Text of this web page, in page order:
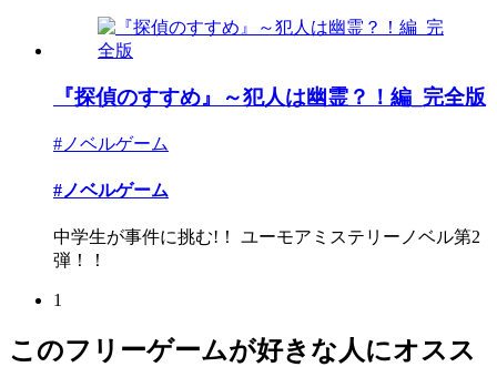
『探偵のすすめ』～犯人は幽霊？！編_完全版
#ノベルゲーム
#ノベルゲーム
中学生が事件に挑む!！ ユーモアミステリーノベル第2
弾！！
1
このフリーゲームが好きな人にオスス